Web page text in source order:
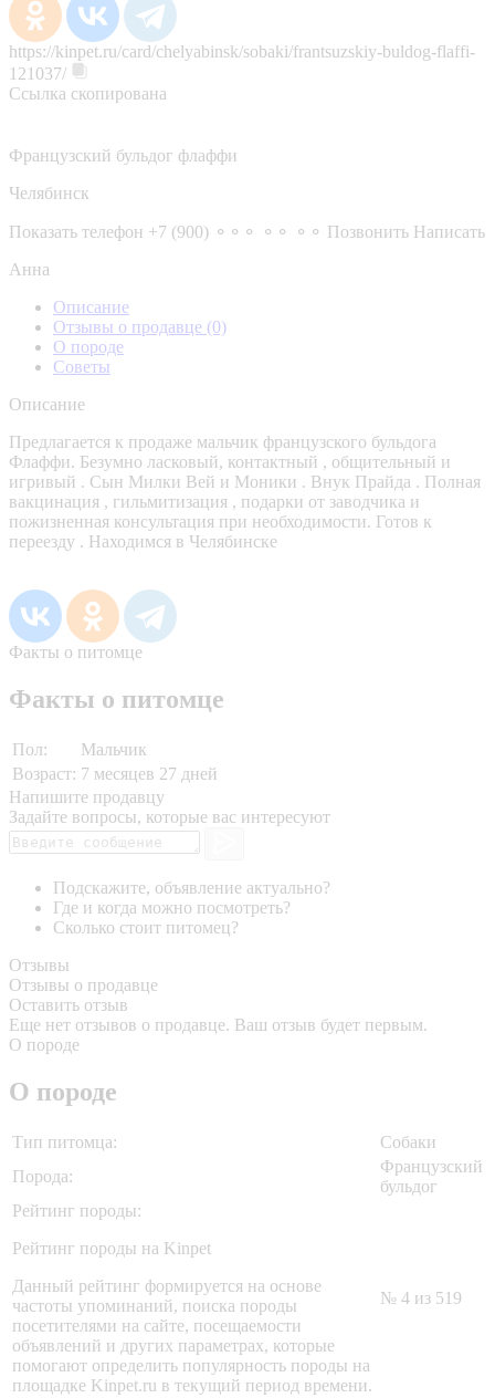
https://kinpet.ru/card/chelyabinsk/sobaki/frantsuzskiy-buldog-flaffi-
121037/
Ссылка скопирована
Французский бульдог флаффи
Челябинск
Показать телефон +7 (900) ⚬⚬⚬ ⚬⚬ ⚬⚬ Позвонить Написать
Анна
Описание
Отзывы о продавце (0)
О породе
Советы
Описание
Предлагается к продаже мальчик французского бульдога
Флаффи. Безумно ласковый, контактный , общительный и
игривый . Сын Милки Вей и Моники . Внук Прайда . Полная
вакцинация , гильмитизация , подарки от заводчика и
пожизненная консультация при необходимости. Готов к
переезду . Находимся в Челябинске
Факты о питомце
Факты о питомце
Пол:
Мальчик
Возраст: 7 месяцев 27 дней
Напишите продавцу
Задайте вопросы, которые вас интересуют
Подскажите, объявление актуально?
Где и когда можно посмотреть?
Сколько стоит питомец?
Отзывы
Отзывы о продавце
Оставить отзыв
Еще нет отзывов о продавце. Ваш отзыв будет первым.
О породе
О породе
Тип питомца:
Собаки
Порода:
Французский
бульдог
Рейтинг породы:
Рейтинг породы на Kinpet
Данный рейтинг формируется на основе
частоты упоминаний, поиска породы
посетителями на сайте, посещаемости
объявлений и других параметрах, которые
помогают определить популярность породы на
площадке Kinpet.ru в текущий период времени.
№ 4 из 519